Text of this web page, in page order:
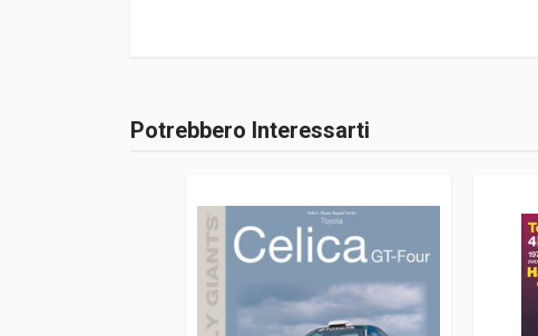
Lingua del testo Tedesco
Data di stampa 06/2018
Accedi o registrati
Potrebbero Interessarti